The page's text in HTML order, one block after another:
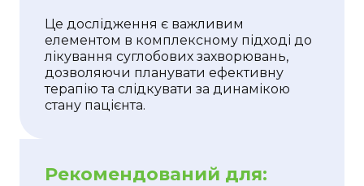
Це дослідження є важливим
елементом в комплексному підході до
лікування суглобових захворювань,
дозволяючи планувати ефективну
терапію та слідкувати за динамікою
стану пацієнта.
Рекомендований для: